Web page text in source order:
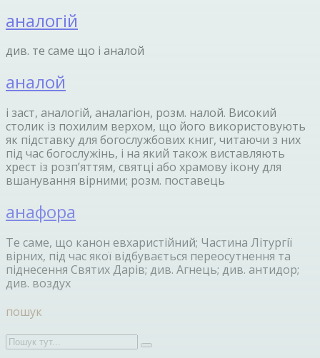
аналогій
див. те саме що і аналой
аналой
і заст, аналогій, аналагіон, розм. налой. Високий
столик із похилим верхом, що його використовують
як підставку для богослужбових книг, читаючи з них
під час богослужінь, і на який також виставляють
хрест із розп’яттям, святці або храмову ікону для
вшанування вірними; розм. поставець
анафора
Те саме, що канон евхаристійний; Частина Літургії
вірних, під час якої відбувається переосутнення та
піднесення Святих Дарів; див. Агнець; див. антидор;
див. воздух
пошук